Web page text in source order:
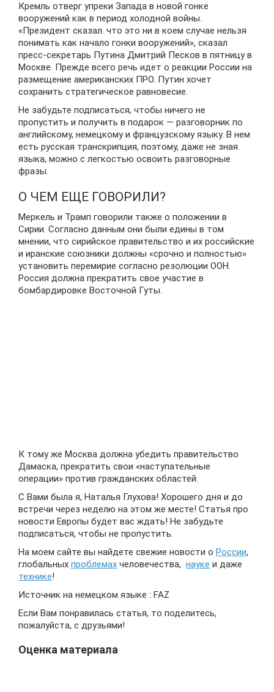
Кремль отверг упреки Запада в новой гонке
вооружений как в период холодной войны.
«Президент сказал. что это ни в коем случае нельзя
понимать как начало гонки вооружений», сказал
пресс-секретарь Путина Дмитрий Песков в пятницу в
Москве. Прежде всего речь идет о реакции России на
размещение американских ПРО. Путин хочет
сохранить стратегическое равновесие.
Не забудьте подписаться, чтобы ничего не
пропустить и получить в подарок — разговорник по
английскому, немецкому и французскому языку. В нем
есть русская транскрипция, поэтому, даже не зная
языка, можно с легкостью освоить разговорные
фразы.
О ЧЕМ ЕЩЕ ГОВОРИЛИ?
Меркель и Трамп говорили также о положении в
Сирии. Согласно данным они были едины в том
мнении, что сирийское правительство и их российские
и иранские союзники должны «срочно и полностью»
установить перемирие согласно резолюции ООН.
Россия должна прекратить свое участие в
бомбардировке Восточной Гуты.
К тому же Москва должна убедить правительство
Дамаска, прекратить свои «наступательные
операции» против гражданских областей.
С Вами была я, Наталья Глухова! Хорошего дня и до
встречи через неделю на этом же месте! Статья про
новости Европы будет вас ждать! Не забудьте
подписаться, чтобы не пропустить.
На моем сайте вы найдете свежие новости о России,
глобальных проблемах человечества, науке и даже
технике!
Источник на немецком языке : FAZ
Если Вам понравилась статья, то поделитесь,
пожалуйста, с друзьями!
Оценка материала